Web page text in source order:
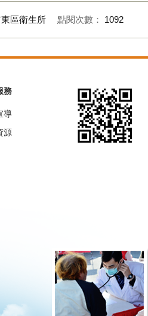
區衛生所 點閱次數： 1092
務
導
源